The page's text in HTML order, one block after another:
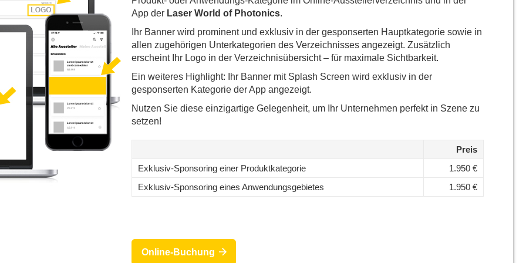
App der Laser World of Photonics.
Ihr Banner wird prominent und exklusiv in der gesponserten Hauptkategorie sowie in
allen zugehörigen Unterkategorien des Verzeichnisses angezeigt. Zusätzlich
erscheint Ihr Logo in der Verzeichnisübersicht – für maximale Sichtbarkeit.
Ein weiteres Highlight: Ihr Banner mit Splash Screen wird exklusiv in der
gesponserten Kategorie der App angezeigt.
Nutzen Sie diese einzigartige Gelegenheit, um Ihr Unternehmen perfekt in Szene zu
setzen!
Preis
Exklusiv-Sponsoring einer Produktkategorie
1.950 €
Exklusiv-Sponsoring eines Anwendungsgebietes
1.950 €
Online-Buchung